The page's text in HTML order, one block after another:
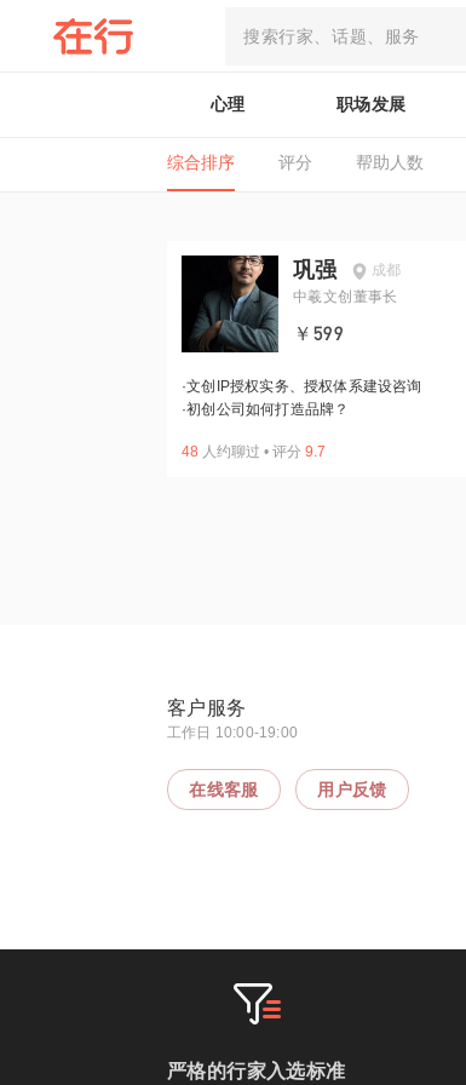
心理 职场发展
综合排序 评分 帮助人数
巩强
成都
中羲文创董事长
￥599
·文创IP授权实务、授权体系建设咨询
·初创公司如何打造品牌？
48 人约聊过 • 评分 9.7
客户服务
工作日 10:00-19:00
在线客服 用户反馈
严格的行家入选标准